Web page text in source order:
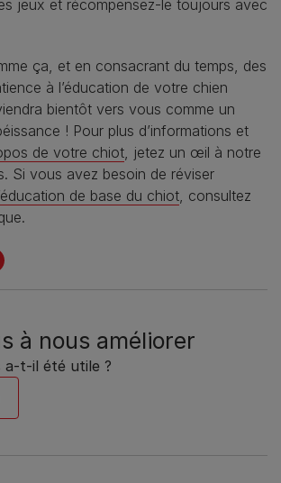
jeux et récompensez-le toujours avec
ça, et en consacrant du temps, des
à l’éducation de votre chien
bientôt vers vous comme un
! Pour plus d’informations et
de votre chiot , jetez un œil à notre
Si vous avez besoin de réviser
de base du chiot , consultez
à nous améliorer
a-t-il été utile ?